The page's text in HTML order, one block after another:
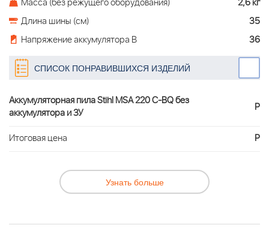
Масса (без режущего оборудования)
2,6 кг
Длина шины (см)
35
Напряжение аккумулятора В
36
СПИСОК ПОНРАВИВШИХСЯ ИЗДЕЛИЙ
Аккумуляторная пила Stihl MSA 220 C-BQ без
аккумулятора и ЗУ
Р
Итоговая цена Р
Узнать больше